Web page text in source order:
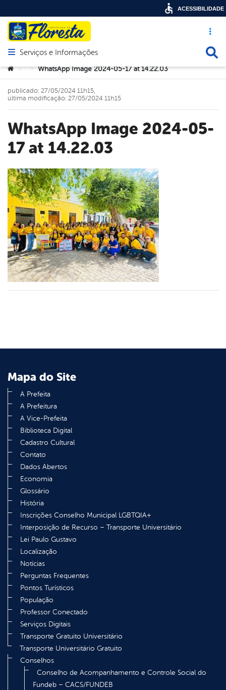
Acesso
Abrir menu principal de navegação
Serviços e Informações
Você está aqui:
> > WhatsApp Image 2024-05-17 at 14.22.03
WhatsApp Image 2024-05-
17 at 14.22.03
publicado: 27/05/2024 11h15,
última modificação: 27/05/2024 11h15
Mapa do Site
A Prefeita
A Prefeitura
A Vice-Prefeita
Biblioteca Digital
Cadastro Cultural
Contato
Dados Abertos
Economia
Glossário
História
Inscrições Conselho Municipal LGBTQIA+
Interposição de Recurso – Transporte Universitário
Lei Paulo Gustavo
Localização
Notícias
Perguntas Frequentes
Pontos Turísticos
População
Professor Conectado
Serviços Digitais
Transporte Gratuito Universitário
Transporte Universitário Gratuito
Conselhos
Conselho de Acompanhamento e Controle Social do
Fundeb – CACS/FUNDEB
ACESSIBILIDADE